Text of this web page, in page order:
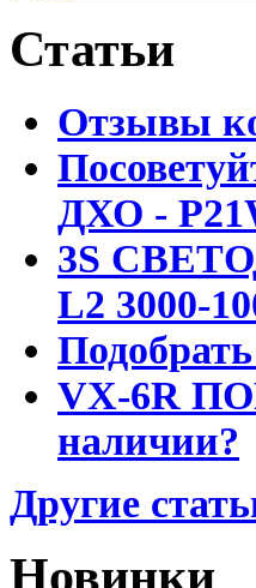
Статьи
Отзывы
ДХО -
3S
L2 3000-
VX-6R
наличии?
Другие
Новинки